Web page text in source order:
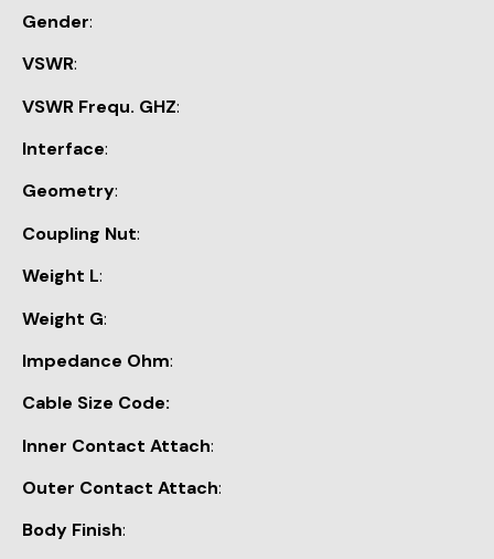
Gender:
VSWR:
VSWR Frequ. GHZ:
Interface:
Geometry:
Coupling Nut:
Weight L:
Weight G:
Impedance Ohm:
Cable Size Code:
Inner Contact Attach:
Outer Contact Attach:
Body Finish: